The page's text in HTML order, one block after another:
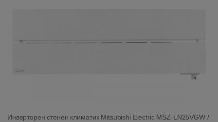
Инверторен стенен климатик Mitsubishi Electric MSZ-LN25VGW /